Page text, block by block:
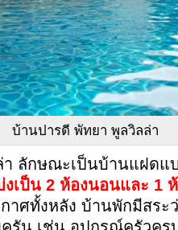
บ้านปารดี พัทยา พูลวิลล่า
ลักษณะเป็นบ้านแฝดแ
เป็น 2 ห้องนอนและ 1
าศทั้งหลัง บ้านพักมีสระ